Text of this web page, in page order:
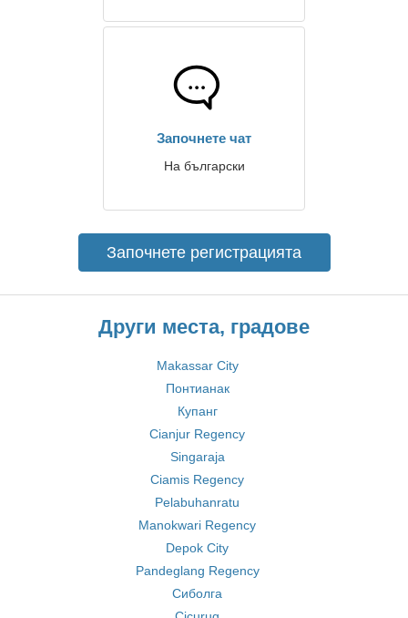
Започнете чат
На български
Започнете регистрацията
Други места, градове
Makassar City
Понтианак
Купанг
Cianjur Regency
Singaraja
Ciamis Regency
Pelabuhanratu
Manokwari Regency
Depok City
Pandeglang Regency
Сиболга